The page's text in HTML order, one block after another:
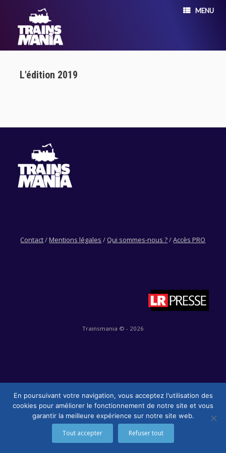
MENU
L'édition 2019
Contact/Mentions légales / Qui sommes-nous ?/Accès PRO
Trainsmania © - 2026
En poursuivant votre navigation, vous acceptez l'utilisation des
cookies pour améliorer le fonctionnement de notre site et vous
garantir la meilleure expérience sur notre site web.
Tout accepter Refuser tout